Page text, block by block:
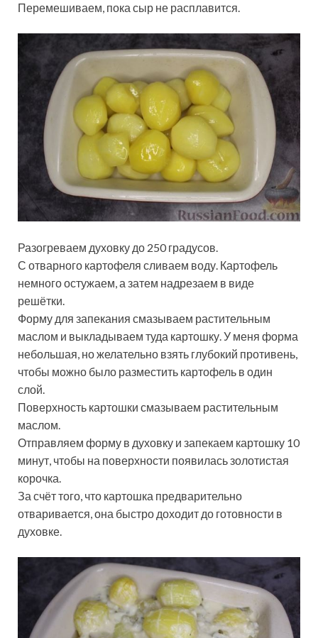
Перемешиваем, пока сыр не расплавится.
Разогреваем духовку до 250 градусов.
С отварного картофеля сливаем воду. Картофель
немного остужаем, а затем надрезаем в виде
решётки.
Форму для запекания смазываем растительным
маслом и выкладываем туда картошку. У меня форма
небольшая, но желательно взять глубокий противень,
чтобы можно было разместить картофель в один
слой.
Поверхность картошки смазываем растительным
маслом.
Отправляем форму в духовку и запекаем картошку 10
минут, чтобы на поверхности появилась золотистая
корочка.
За счёт того, что картошка предварительно
отваривается, она быстро доходит до готовности в
духовке.